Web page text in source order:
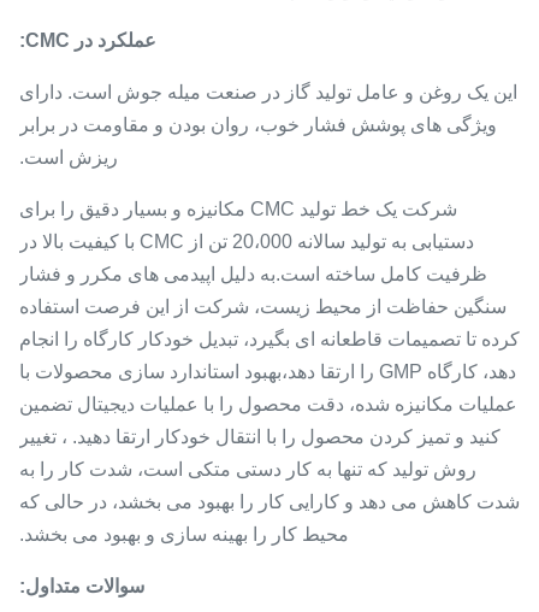
عملکرد در CMC:
این یک روغن و عامل تولید گاز در صنعت میله جوش است. دارای
ویژگی های پوشش فشار خوب، روان بودن و مقاومت در برابر
ریزش است.
شرکت یک خط تولید CMC مکانیزه و بسیار دقیق را برای
دستیابی به تولید سالانه 20،000 تن از CMC با کیفیت بالا در
ظرفیت کامل ساخته است.به دلیل اپیدمی های مکرر و فشار
سنگین حفاظت از محیط زیست، شرکت از این فرصت استفاده
کرده تا تصمیمات قاطعانه ای بگیرد، تبدیل خودکار کارگاه را انجام
دهد، کارگاه GMP را ارتقا دهد،بهبود استاندارد سازی محصولات با
عملیات مکانیزه شده، دقت محصول را با عملیات دیجیتال تضمین
کنید و تمیز کردن محصول را با انتقال خودکار ارتقا دهید. ، تغییر
روش تولید که تنها به کار دستی متکی است، شدت کار را به
شدت کاهش می دهد و کارایی کار را بهبود می بخشد، در حالی که
محیط کار را بهینه سازی و بهبود می بخشد.
سوالات متداول: